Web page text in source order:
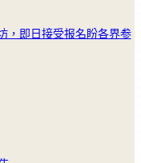
，即日接受报名盼各界参